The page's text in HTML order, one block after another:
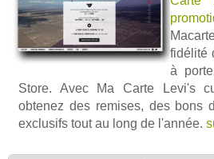
fidélité
à
Store. Avec Ma Carte Levi's
obtenez des remises, des bons
exclusifs tout au long de l'année.